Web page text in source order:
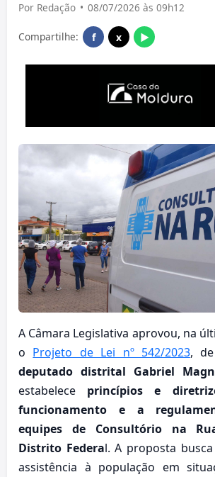
Por Redação • 08/07/2026 às 09h12
Compartilhe: f x ▶
A Câmara Legislativa aprovou, na
o Projeto de Lei nº 542/2023,
deputado distrital Gabriel
estabelece princípios e
funcionamento e a
equipes de Consultório na
Distrito Federal. A proposta
assistência à população em